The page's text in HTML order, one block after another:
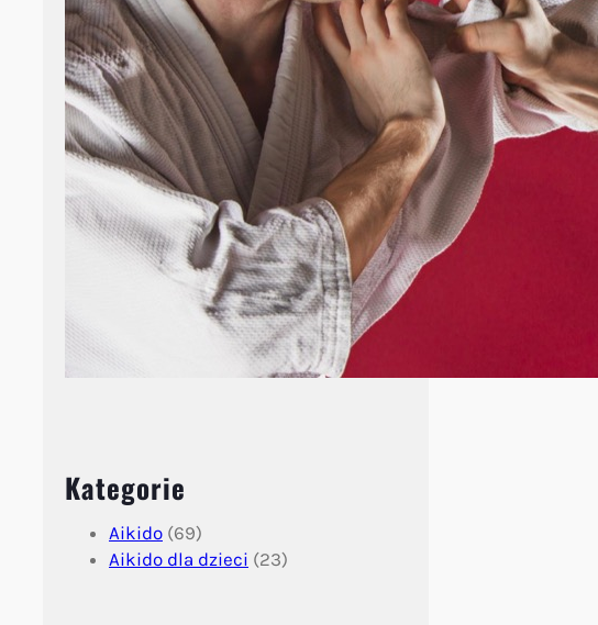
Kategorie
Aikido (69)
Aikido dla dzieci (23)